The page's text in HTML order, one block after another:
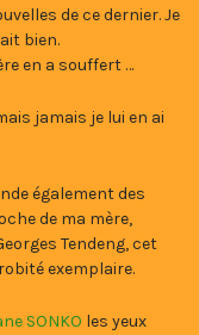
de ce dernier. Je
bien.
en a souffert …
jamais je lui en ai
également des
de ma mère,
Tendeng, cet
exemplaire.
SONKO les yeux